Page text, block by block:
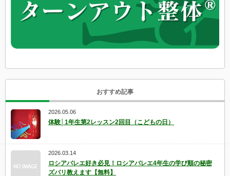
おすすめ記事
2026.05.06
体験│1年生第2レッスン2回目（こどもの日）
2026.03.14
ロシアバレエ好き必見！ロシアバレエ4年生の学び順の秘密
ズバリ教えます【無料】